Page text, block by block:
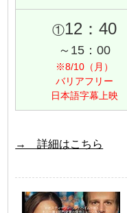
①12：40
～15：00
※8/10（月）
バリアフリー
日本語字幕上映
→ 詳細はこちら